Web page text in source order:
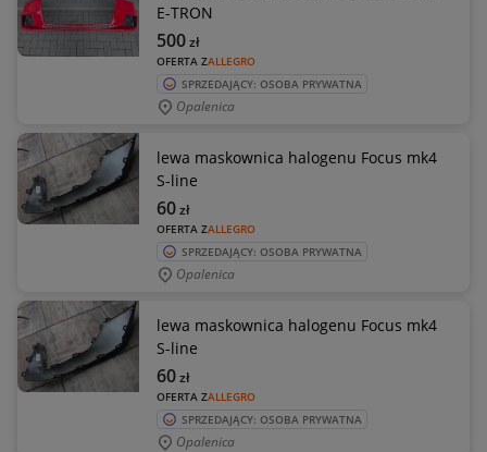
E-TRON
OFERTA ZALLEGRO
500zł
SPRZEDAJĄCY: OSOBA PRYWATNA
Opalenica
lewa maskownica halogenu Focus mk4
S-line
OFERTA ZALLEGRO
60zł
SPRZEDAJĄCY: OSOBA PRYWATNA
Opalenica
lewa maskownica halogenu Focus mk4
S-line
OFERTA ZALLEGRO
60zł
SPRZEDAJĄCY: OSOBA PRYWATNA
Opalenica